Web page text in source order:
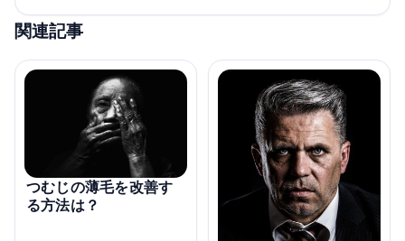
関連記事
つむじの薄毛を改善す
る方法は？